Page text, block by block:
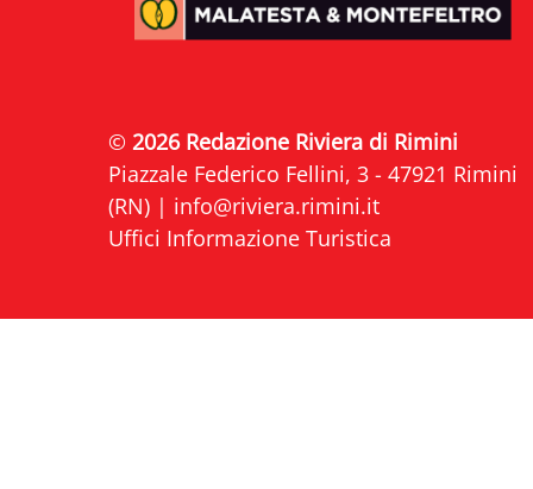
© 2026 Redazione Riviera di Rimini
Piazzale Federico Fellini, 3 - 47921 Rimini
(RN) | info@riviera.rimini.it
Uffici Informazione Turistica